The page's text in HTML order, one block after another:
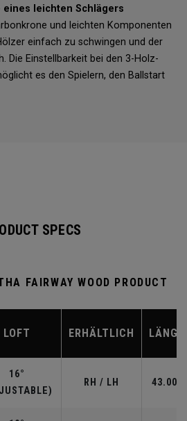
leichten Schlägers
und leichten Komponenten
einfach zu schwingen und der
Die Einstellbarkeit bei den 3-Holz-
es den Spielern, den Ballstart
SPECS
FAIRWAY WOOD PRODUCT
LOFT ERHÄLTLICH LÄNGE
16°
RH / LH 43.00"